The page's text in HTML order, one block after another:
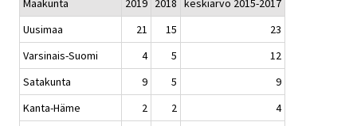
Maakunta 2019 2018 keskiarvo 2015-2017
Uusimaa
21 15
23
Varsinais-Suomi
4 5
12
Satakunta
9 5
9
Kanta-Häme
2 2
4